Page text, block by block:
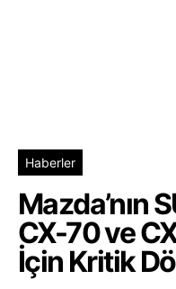
Haberler
Mazda’nın
CX-70 ve
İçin Kritik